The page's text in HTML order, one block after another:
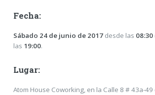
Fecha:
Sábado 24 de junio de 2017desde las 08:30
las 19:00.
Lugar:
Atom House Coworking, en la Calle 8 # 43a-­